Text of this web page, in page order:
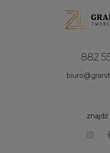
882
znajdź